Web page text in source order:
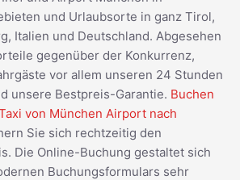
und Urlaubsorte in ganz Tirol,
Italien und Deutschland. Abgesehen
gegenüber der Konkurrenz,
vor allem unseren 24 Stunden
unsere Bestpreis-Garantie. Buchen
von München Airport nach
Sie sich rechtzeitig den
Die Online-Buchung gestaltet sich
Buchungsformulars sehr